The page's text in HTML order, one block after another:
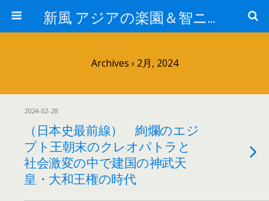
新風 アジアの楽園＆智ニア来富
Archives › 2月, 2024
2024-02-28
（日本史最前線） 絢爛のエジ
プト王朝末のクレオパトラと
社会激変の中で建国の神武天
皇・大和王権の時代